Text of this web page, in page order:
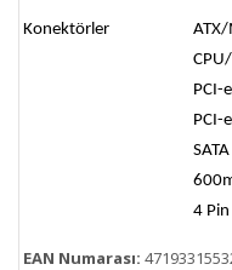
Konektörler
PCI-
PCI-
4
EAN Numarası: